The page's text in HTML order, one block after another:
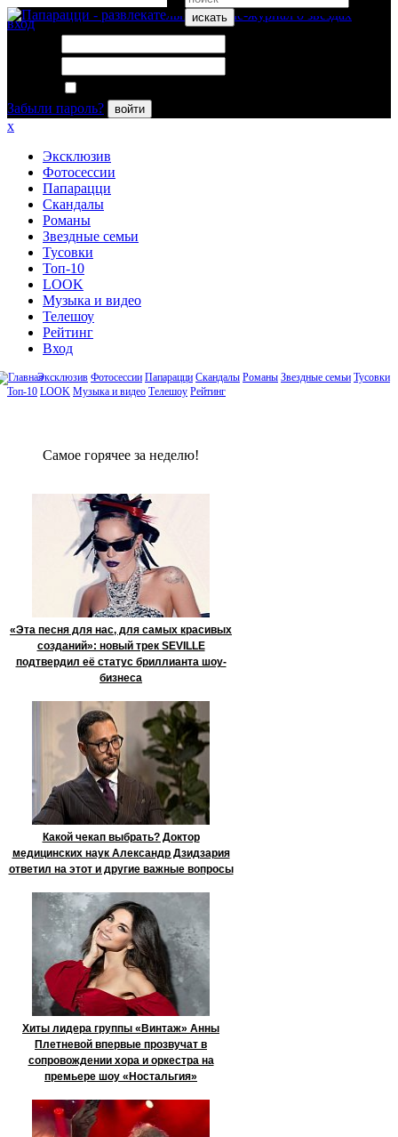
искать
вход
Забыли пароль?
войти
x
Эксклюзив
Фотосессии
Папарацци
Скандалы
Романы
Звездные семьи
Тусовки
Топ-10
LOOK
Музыка и видео
Телешоу
Рейтинг
Вход
Эксклюзив Фотосессии Папарацци Скандалы Романы Звездные семьи Тусовки
Топ-10 LOOK Музыка и видео Телешоу Рейтинг
Сaмое гoрячее за неделю!
«Эта песня для нас, для самых красивых
созданий»: новый трек SEVILLE
подтвердил её статус бриллианта шоу-
бизнеса
Какой чекап выбрать? Доктор
медицинских наук Александр Дзидзария
ответил на этот и другие важные вопросы
Хиты лидера группы «Винтаж» Анны
Плетневой впервые прозвучат в
сопровождении хора и оркестра на
премьере шоу «Ностальгия»